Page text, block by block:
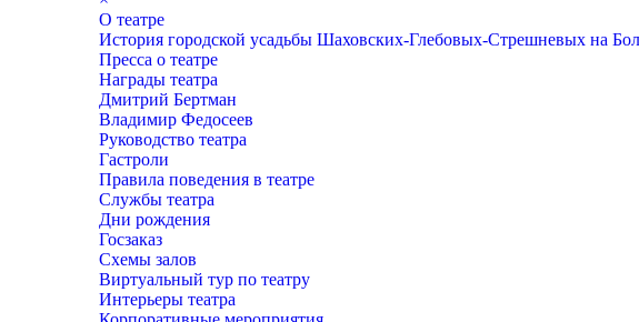
О театре
История городской усадьбы Шаховских-Глебовых-Стрешневых на
Пресса о театре
Награды театра
Дмитрий Бертман
Владимир Федосеев
Руководство театра
Гастроли
Правила поведения в театре
Службы театра
Дни рождения
Госзаказ
Схемы залов
Виртуальный тур по театру
Интерьеры театра